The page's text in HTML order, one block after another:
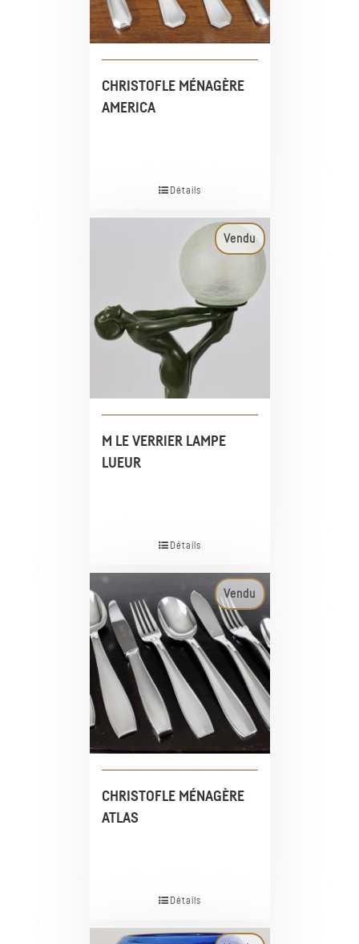
CHRISTOFLE MÉNAGÈRE
AMERICA
Détails
Vendu
M LE VERRIER LAMPE
LUEUR
Détails
Vendu
CHRISTOFLE MÉNAGÈRE
ATLAS
Détails